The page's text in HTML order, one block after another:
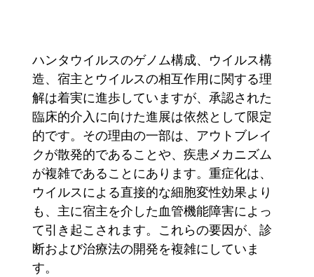
ハンタウイルスのゲノム構成、ウイルス構
造、宿主とウイルスの相互作用に関する理
解は着実に進歩していますが、承認された
臨床的介入に向けた進展は依然として限定
的です。その理由の一部は、アウトブレイ
クが散発的であることや、疾患メカニズム
が複雑であることにあります。重症化は、
ウイルスによる直接的な細胞変性効果より
も、主に宿主を介した血管機能障害によっ
て引き起こされます。これらの要因が、診
断および治療法の開発を複雑にしていま
す。